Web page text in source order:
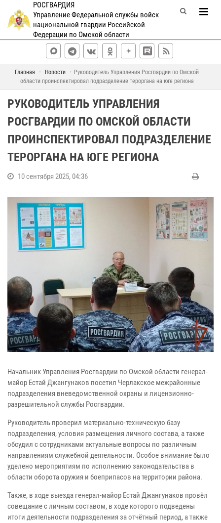
РОСГВАРДИЯ
Управление Федеральной службы войск
национальной гвардии Российской
Федерации по Омской области
Главная Новости
Руководитель Управления Росгвардии по Омской
области проинспектировал подразделение тероргана на юге региона
РУКОВОДИТЕЛЬ УПРАВЛЕНИЯ
РОСГВАРДИИ ПО ОМСКОЙ ОБЛАСТИ
ПРОИНСПЕКТИРОВАЛ ПОДРАЗДЕЛЕНИЕ
ТЕРОРГАНА НА ЮГЕ РЕГИОНА
10 сентября 2025, 04:36
Начальник Управления Росгвардии по Омской области генерал-
майор Естай Джангунаков посетил Черлакское межрайонные
подразделения вневедомственной охраны и лицензионно-
разрешительной службы Росгвардии.
Руководитель проверил материально-техническую базу
подразделения, условия размещения личного состава, а также
обсудил с сотрудниками актуальные вопросы по различным
направлениям служебной деятельности. Особое внимание было
уделено мероприятиям по исполнению законодательства в
области оборота оружия и боеприпасов на территории района.
Также, в ходе выезда генерал-майор Естай Джангунаков провёл
совещание с личным составом, в ходе которого подведены
итоги деятельности подразделения за отчётный период, а также